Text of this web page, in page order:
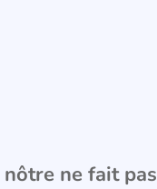
ne fait pas